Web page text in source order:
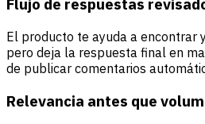
Flujo de respuestas
El producto te ayuda a encontrar
pero deja la respuesta final en
de publicar comentarios
Relevancia antes que